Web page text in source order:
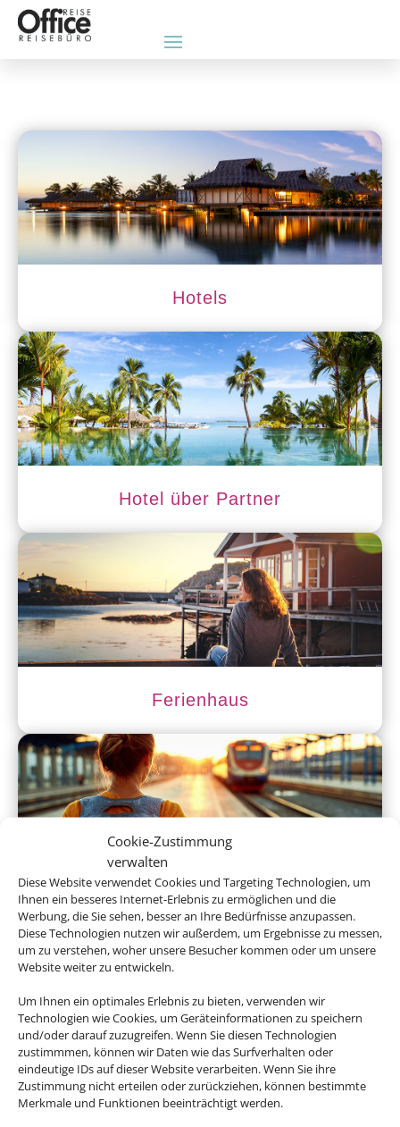
Cookie-Zustimmung
verwalten
Diese Website verwendet Cookies und Targeting Technologien, um
Ihnen ein besseres Internet-Erlebnis zu ermöglichen und die
Werbung, die Sie sehen, besser an Ihre Bedürfnisse anzupassen.
Diese Technologien nutzen wir außerdem, um Ergebnisse zu messen,
um zu verstehen, woher unsere Besucher kommen oder um unsere
Website weiter zu entwickeln.
Um Ihnen ein optimales Erlebnis zu bieten, verwenden wir
Technologien wie Cookies, um Geräteinformationen zu speichern
und/oder darauf zuzugreifen. Wenn Sie diesen Technologien
zustimmmen, können wir Daten wie das Surfverhalten oder
eindeutige IDs auf dieser Website verarbeiten. Wenn Sie ihre
Zustimmung nicht erteilen oder zurückziehen, können bestimmte
Merkmale und Funktionen beeinträchtigt werden.
Hotels
Hotel über Partner
Ferienhaus
Hotel und Bahn
Empfehlungen für Ihre Reise
Sinnvolle Extras, die oft dazu gebucht werden.